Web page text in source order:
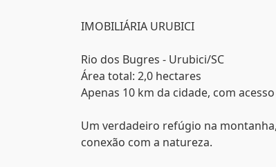
IMOBILIÁRIA URUBICI
Rio dos Bugres - Urubici/SC
Área total: 2,0 hectares
Apenas 10 km da cidade, com
Um verdadeiro refúgio na
conexão com a natureza.